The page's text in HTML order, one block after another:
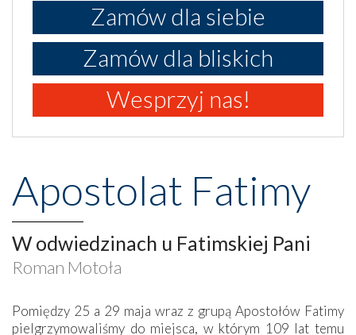
Zamów dla siebie
Zamów dla bliskich
Wesprzyj nas!
Apostolat Fatimy
W odwiedzinach u Fatimskiej Pani
Roman Motoła
Pomiędzy 25 a 29 maja wraz z grupą Apostołów Fatimy
pielgrzymowaliśmy do miejsca, w którym 109 lat temu